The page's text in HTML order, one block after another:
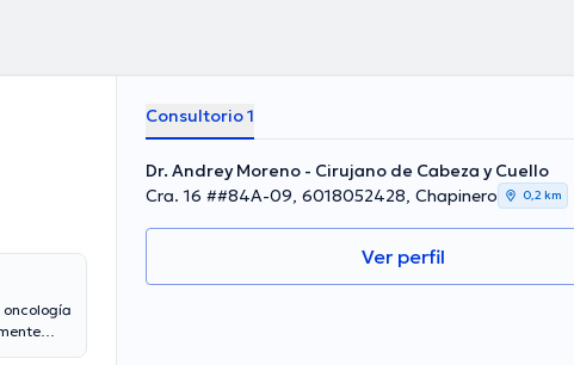
Consultorio 1
Dr. Andrey Moreno - Cirujano de Cabeza y Cuello
Cra. 16 ##84A-09, 6018052428, Chapinero
0,2 km
Ver perfil